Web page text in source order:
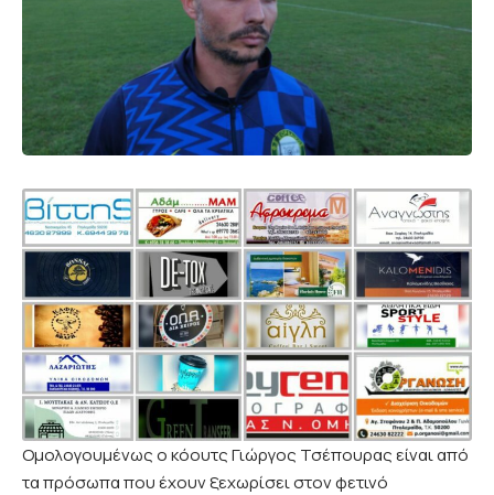
Ομολογουμένως ο κόουτς Γιώργος Τσέπουρας είναι από
τα πρόσωπα που έχουν ξεχωρίσει στον φετινό